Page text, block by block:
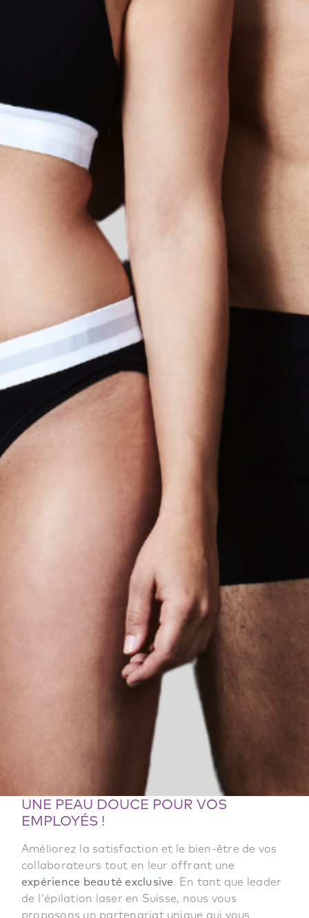
UNE PEAU DOUCE POUR VOS
EMPLOYÉS !
Améliorez la satisfaction et le bien-être de vos
collaborateurs tout en leur offrant une
expérience beauté exclusive. En tant que leader
de l'épilation laser en Suisse, nous vous
proposons un partenariat unique qui vous